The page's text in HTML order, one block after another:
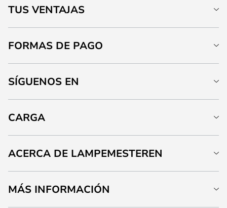
TUS VENTAJAS
FORMAS DE PAGO
SÍGUENOS EN
CARGA
ACERCA DE LAMPEMESTEREN
MÁS INFORMACIÓN